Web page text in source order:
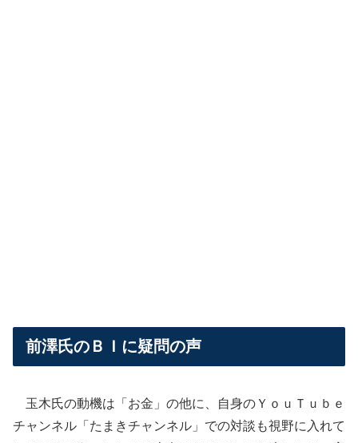
前澤氏のＢＩに疑問の声
玉木氏の動機は「お金」の他に、自身のＹｏｕＴｕｂｅ
チャンネル「たまきチャンネル」での対談も視野に入れて